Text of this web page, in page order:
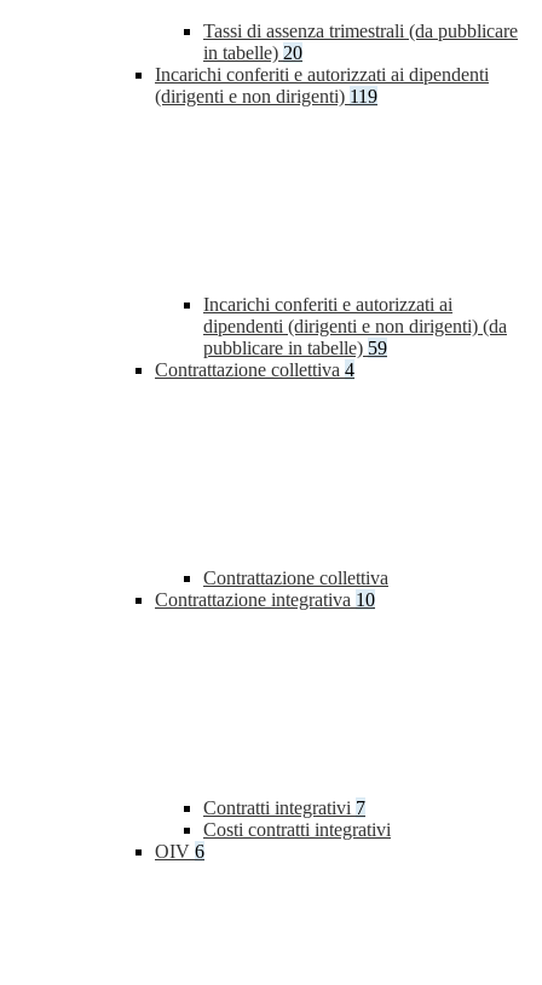
Tassi di assenza trimestrali (da pubblicare
in tabelle) 20
Incarichi conferiti e autorizzati ai dipendenti
(dirigenti e non dirigenti) 119
Incarichi conferiti e autorizzati ai
dipendenti (dirigenti e non dirigenti) (da
pubblicare in tabelle) 59
Contrattazione collettiva 4
Contrattazione collettiva
Contrattazione integrativa 10
Contratti integrativi 7
Costi contratti integrativi
OIV 6